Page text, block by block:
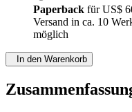
Paperback fürUS$
Versand in ca. 10
möglich
In den Warenkorb